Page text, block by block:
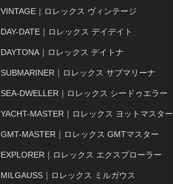
VINTAGE｜ロレックス ヴィンテージ
DAY-DATE｜ロレックス デイデイト
DAYTONA｜ロレックス デイトナ
SUBMARINER｜ロレックス サブマリーナ
SEA-DWELLER｜ロレックス シードゥエラー
YACHT-MASTER｜ロレックス ヨットマスター
GMT-MASTER｜ロレックス GMTマスター
EXPLORER｜ロレックス エクスプローラー
MILGAUSS｜ロレックス ミルガウス